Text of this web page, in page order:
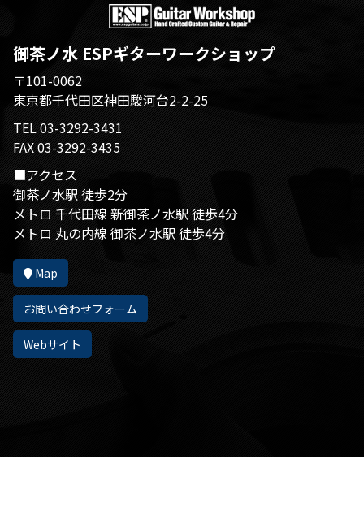
御茶ノ水 ESPギターワークショップ
〒101-0062
東京都千代田区神田駿河台2-2-25
TEL 03-3292-3431
FAX 03-3292-3435
■アクセス
御茶ノ水駅 徒歩2分
メトロ 千代田線 新御茶ノ水駅 徒歩4分
メトロ 丸の内線 御茶ノ水駅 徒歩4分
Map
お問い合わせフォーム
Webサイト